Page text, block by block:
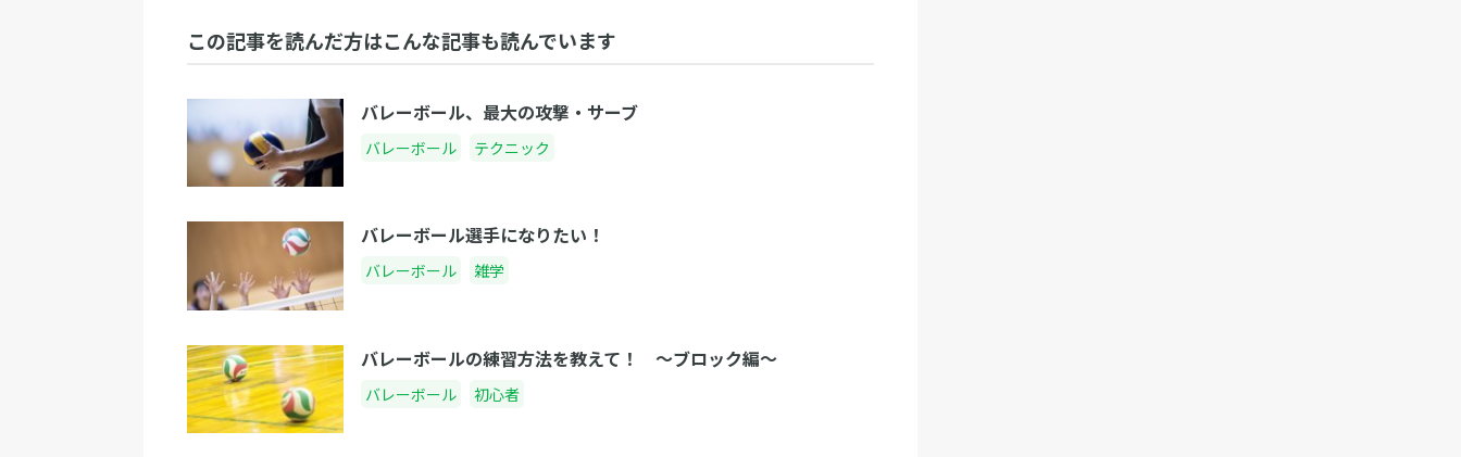
この記事を読んだ方はこんな記事も読んでいます
バレーボール、最大の攻撃・サーブ
バレーボール テクニック
バレーボール選手になりたい！
バレーボール 雑学
バレーボールの練習方法を教えて！ 〜ブロック編〜
バレーボール 初心者